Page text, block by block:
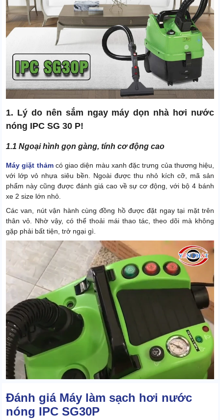
1. Lý do nên sắm ngay máy dọn nhà hơi nước
nóng IPC SG 30 P!
1.1 Ngoại hình gọn gàng, tính cơ động cao
Máy giặt thảmcó giao diện màu xanh đặc trưng của thương hiệu,
với lớp vỏ nhựa siêu bền. Ngoài được thu nhỏ kích cỡ, mã sản
phẩm này cũng được đánh giá cao về sự cơ động, với bộ 4 bánh
xe 2 size lớn nhỏ.
Các van, nút vận hành cùng đồng hồ được đặt ngay tại mặt trên
thân vỏ. Nhờ vậy, có thể thoải mái thao tác, theo dõi mà không
gặp phải bất tiện, trở ngại gì.
Đánh giá Máy làm sạch hơi nước
nóng IPC SG30P